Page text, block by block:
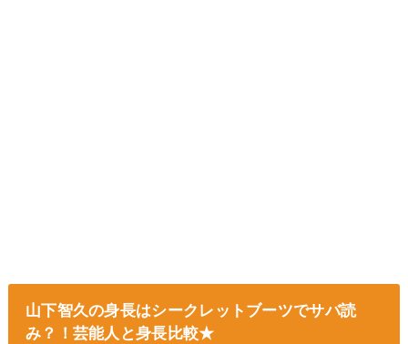
山下智久の身長はシークレットブーツでサバ読
み？！芸能人と身長比較★